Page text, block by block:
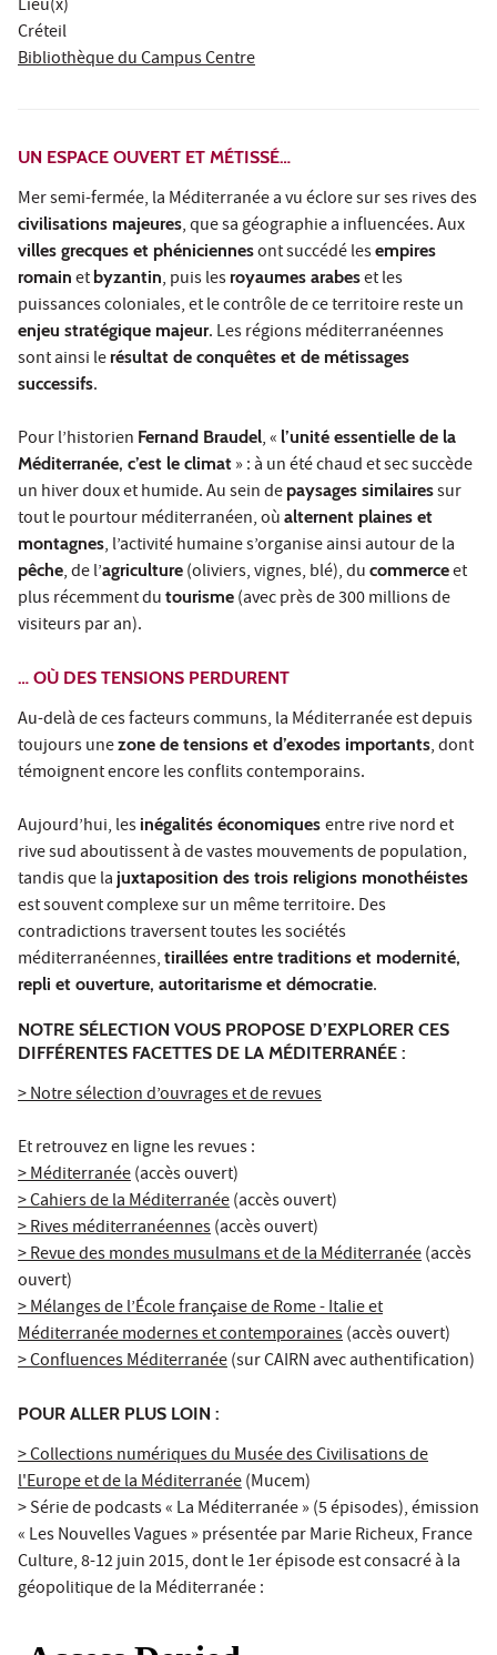
Lieu(x)
Créteil
Bibliothèque du Campus Centre
UN ESPACE OUVERT ET MÉTISSÉ…
Mer semi-fermée, la Méditerranée a vu éclore sur ses rives des
civilisations majeures, que sa géographie a influencées. Aux
villes grecques et phéniciennesont succédé lesempires
romain et byzantin, puis les royaumes arabeset les
puissances coloniales, et le contrôle de ce territoire reste un
enjeu stratégique majeur. Les régions méditerranéennes
sont ainsi le résultat de conquêtes et de métissages
successifs.
Pour l’historien Fernand Braudel, « l’unité essentielle de la
Méditerranée, c’est le climat » : à un été chaud et sec succède
un hiver doux et humide. Au sein de paysages similairessur
tout le pourtour méditerranéen, où alternent plaines et
montagnes, l’activité humaine s’organise ainsi autour de la
pêche, de l’agriculture (oliviers, vignes, blé), du commerceet
plus récemment du tourisme (avec près de 300 millions de
visiteurs par an).
… OÙ DES TENSIONS PERDURENT
Au-delà de ces facteurs communs, la Méditerranée est depuis
toujours unezone de tensions et d’exodes importants, dont
témoignent encore les conflits contemporains.
Aujourd’hui, les inégalités économiques entre rive nord et
rive sud aboutissent à de vastes mouvements de population,
tandis que la juxtaposition des trois religions monothéistes
est souvent complexe sur un même territoire. Des
contradictions traversent toutes les sociétés
méditerranéennes, tiraillées entre traditions et modernité,
repli et ouverture, autoritarisme et démocratie.
NOTRE SÉLECTION VOUS PROPOSE D’EXPLORER CES
DIFFÉRENTES FACETTES DE LA MÉDITERRANÉE :
> Notre sélection d’ouvrages et de revues
Et retrouvez en ligne les revues :
> Méditerranée(accès ouvert)
> Cahiers de la Méditerranée(accès ouvert)
> Rives méditerranéennes(accès ouvert)
> Revue des mondes musulmans et de la Méditerranée(accès
ouvert)
> Mélanges de l’École française de Rome - Italie et
Méditerranée modernes et contemporaines(accès ouvert)
> Confluences Méditerranée(sur CAIRN avec authentification)
POUR ALLER PLUS LOIN :
> Collections numériques du Musée des Civilisations de
l'Europe et de la Méditerranée(Mucem)
> Série de podcasts « La Méditerranée » (5 épisodes), émission
« Les Nouvelles Vagues » présentée par Marie Richeux, France
Culture, 8-12 juin 2015, dont le 1er épisode est consacré à la
géopolitique de la Méditerranée :